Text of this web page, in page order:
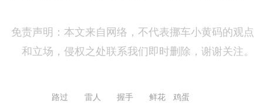
免责声明：本文来自网络，不代表挪车小黄码的观点
和立场，侵权之处联系我们即时删除，谢谢关注。
路过 雷人 握手 鲜花 鸡蛋